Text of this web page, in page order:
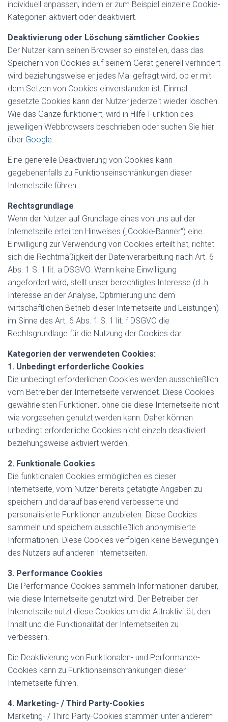
individuell anpassen, indem er zum Beispiel einzelne Cookie-
Kategorien aktiviert oder deaktiviert.
Deaktivierung oder Löschung sämtlicher Cookies
Der Nutzer kann seinen Browser so einstellen, dass das
Speichern von Cookies auf seinem Gerät generell verhindert
wird beziehungsweise er jedes Mal gefragt wird, ob er mit
dem Setzen von Cookies einverstanden ist. Einmal
gesetzte Cookies kann der Nutzer jederzeit wieder löschen.
Wie das Ganze funktioniert, wird in Hilfe-Funktion des
jeweiligen Webbrowsers beschrieben oder suchen Sie hier
über Google.
Eine generelle Deaktivierung von Cookies kann
gegebenenfalls zu Funktionseinschränkungen dieser
Internetseite führen.
Rechtsgrundlage
Wenn der Nutzer auf Grundlage eines von uns auf der
Internetseite erteilten Hinweises („Cookie-Banner“) eine
Einwilligung zur Verwendung von Cookies erteilt hat, richtet
sich die Rechtmäßigkeit der Datenverarbeitung nach Art. 6
Abs. 1 S. 1 lit. a DSGVO. Wenn keine Einwilligung
angefordert wird, stellt unser berechtigtes Interesse (d. h.
Interesse an der Analyse, Optimierung und dem
wirtschaftlichen Betrieb dieser Internetseite und Leistungen)
im Sinne des Art. 6 Abs. 1 S. 1 lit. f DSGVO die
Rechtsgrundlage für die Nutzung der Cookies dar.
Kategorien der verwendeten Cookies:
1. Unbedingt erforderliche Cookies
Die unbedingt erforderlichen Cookies werden ausschließlich
vom Betreiber der Internetseite verwendet. Diese Cookies
gewährleisten Funktionen, ohne die diese Internetseite nicht
wie vorgesehen genutzt werden kann. Daher können
unbedingt erforderliche Cookies nicht einzeln deaktiviert
beziehungsweise aktiviert werden.
2. Funktionale Cookies
Die funktionalen Cookies ermöglichen es dieser
Internetseite, vom Nutzer bereits getätigte Angaben zu
speichern und darauf basierend verbesserte und
personalisierte Funktionen anzubieten. Diese Cookies
sammeln und speichern ausschließlich anonymisierte
Informationen. Diese Cookies verfolgen keine Bewegungen
des Nutzers auf anderen Internetseiten.
3. Performance Cookies
Die Performance-Cookies sammeln Informationen darüber,
wie diese Internetseite genutzt wird. Der Betreiber der
Internetseite nutzt diese Cookies um die Attraktivität, den
Inhalt und die Funktionalität der Internetseiten zu
verbessern.
Die Deaktivierung von Funktionalen- und Performance-
Cookies kann zu Funktionseinschränkungen dieser
Internetseite führen.
4. Marketing- / Third Party-Cookies
Marketing- / Third Party-Cookies stammen unter anderem